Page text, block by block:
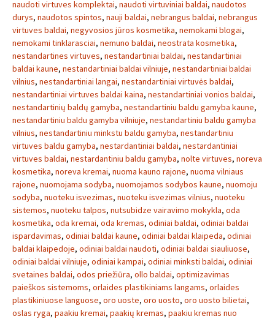
naudoti virtuves komplektai, naudoti virtuviniai baldai, naudotos
durys, naudotos spintos, nauji baldai, nebrangus baldai, nebrangus
virtuves baldai, negyvosios jūros kosmetika, nemokami blogai,
nemokami tinklarasciai, nemuno baldai, neostrata kosmetika,
nestandartines virtuves, nestandartiniai baldai, nestandartiniai
baldai kaune, nestandartiniai baldai vilniuje, nestandartiniai baldai
vilnius, nestandartiniai langai, nestandartiniai virtuvės baldai,
nestandartiniai virtuves baldai kaina, nestandartiniai vonios baldai,
nestandartinių baldų gamyba, nestandartiniu baldu gamyba kaune,
nestandartiniu baldu gamyba vilniuje, nestandartiniu baldu gamyba
vilnius, nestandartiniu minkstu baldu gamyba, nestandartiniu
virtuves baldu gamyba, nestardantiniai baldai, nestardantiniai
virtuves baldai, nestardantiniu baldu gamyba, nolte virtuves, noreva
kosmetika, noreva kremai, nuoma kauno rajone, nuoma vilniaus
rajone, nuomojama sodyba, nuomojamos sodybos kaune, nuomoju
sodyba, nuoteku isvezimas, nuoteku isvezimas vilnius, nuoteku
sistemos, nuoteku talpos, nutsubidze vairavimo mokykla, oda
kosmetika, oda kremai, oda kremas, odiniai baldai, odiniai baldai
ispardavimas, odiniai baldai kaune, odiniai baldai klaipeda, odiniai
baldai klaipedoje, odiniai baldai naudoti, odiniai baldai siauliuose,
odiniai baldai vilniuje, odiniai kampai, odiniai minksti baldai, odiniai
svetaines baldai, odos priežiūra, ollo baldai, optimizavimas
paieškos sistemoms, orlaides plastikiniams langams, orlaides
plastikiniuose languose, oro uoste, oro uosto, oro uosto bilietai,
oslas ryga, paakiu kremai, paakių kremas, paakiu kremas nuo